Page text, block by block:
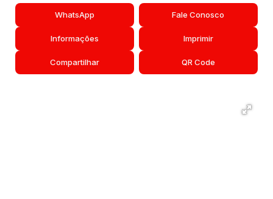
WhatsApp Fale Conosco
Informações Imprimir
Compartilhar QR Code